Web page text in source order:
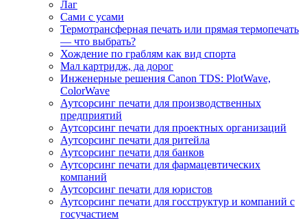
Лаг
Сами с усами
Термотрансферная печать или прямая термопечать
— что выбрать?
Хождение по граблям как вид спорта
Мал картридж, да дорог
Инженерные решения Canon TDS: PlotWave,
ColorWave
Аутсорсинг печати для производственных
предприятий
Аутсорсинг печати для проектных организаций
Аутсорсинг печати для ритейла
Аутсорсинг печати для банков
Аутсорсинг печати для фармацевтических
компаний
Аутсорсинг печати для юристов
Аутсорсинг печати для госструктур и компаний с
госучастием